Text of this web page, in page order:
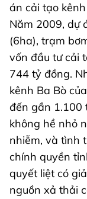
án cải tạo
Năm 2009, dự
(6ha), trạm
vốn đầu tư cải
744 tỷ đồng.
kênh Ba Bò
đến gần 1.100
không hề nhỏ
nhiễm, và tình
chính quyền
quyết liệt có
nguồn xả thải